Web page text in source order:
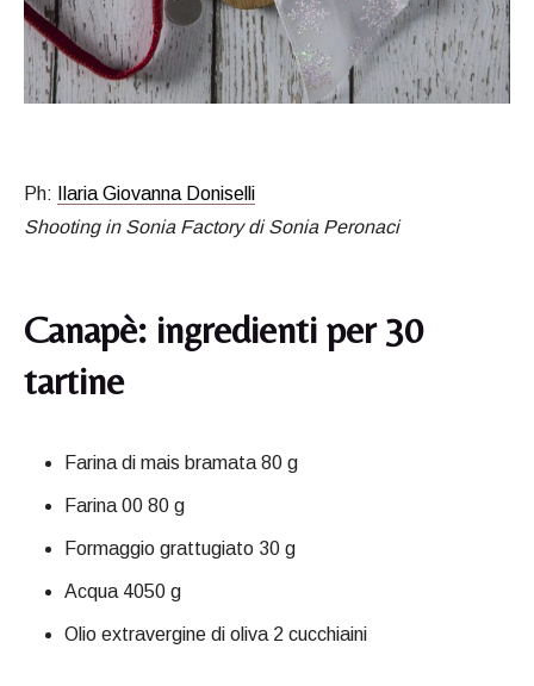
Ph:
Ilaria Giovanna Doniselli
Shooting in Sonia Factory di Sonia Peronaci
Canapè: ingredienti per 30
tartine
Farina di mais bramata 80 g
Farina 00 80 g
Formaggio grattugiato 30 g
Acqua 4050 g
Olio extravergine di oliva 2 cucchiaini